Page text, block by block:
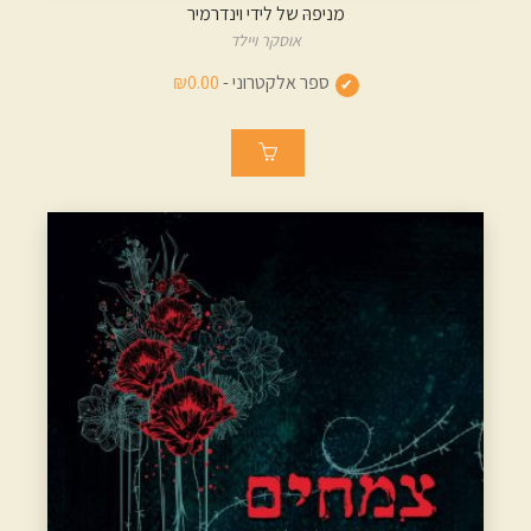
מניפהּ של לידי וינדרמיר
אוסקר ויילד
ספר אלקטרוני -₪0.00